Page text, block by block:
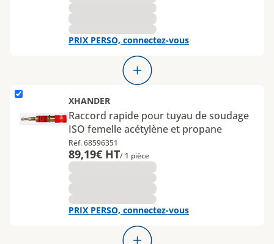
PRIX PERSO, connectez-vous
L'élément Raccord rapide pour tuyau de soudage ISO femelle
XHANDER
Raccord rapide pour tuyau de soudage
ISO femelle acétylène et propane
Réf. 68596351
89,19€ HT/ 1 pièce
PRIX PERSO, connectez-vous